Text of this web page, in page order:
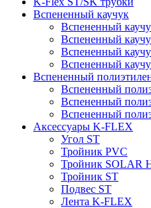
Вспененный каучук
Вспененный
Вспененный
Вспененный
Вспененный
Вспененный
Вспененный
Вспененный
Вспененный
Аксессуары K-FLEX
Угол ST
Тройник PVC
Тройник SOLAR
Тройник ST
Подвес ST
Лента K-FLEX